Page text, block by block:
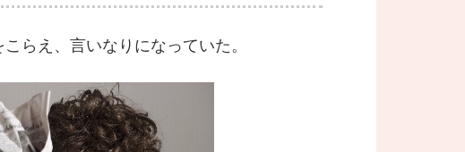
らえ、言いなりになっていた。